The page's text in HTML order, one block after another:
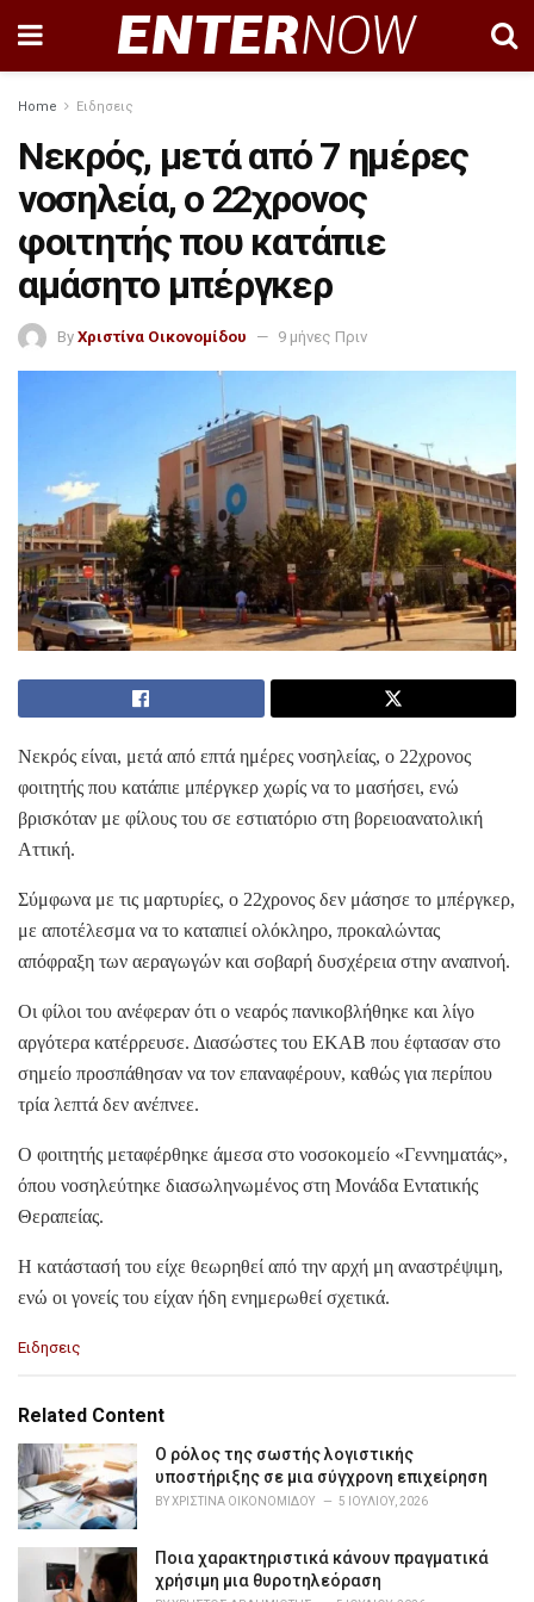
Home Ειδησεις
Νεκρός, μετά από 7 ημέρες
νοσηλεία, ο 22χρονος
φοιτητής που κατάπιε
αμάσητο μπέργκερ
By Χριστίνα Οικονομίδου 9 μήνες Πριν
Νεκρός είναι, μετά από επτά ημέρες νοσηλείας, ο 22χρονος
φοιτητής που κατάπιε μπέργκερ χωρίς να το μασήσει, ενώ
βρισκόταν με φίλους του σε εστιατόριο στη βορειοανατολική
Αττική.
Σύμφωνα με τις μαρτυρίες, ο 22χρονος δεν μάσησε το μπέργκερ,
με αποτέλεσμα να το καταπιεί ολόκληρο, προκαλώντας
απόφραξη των αεραγωγών και σοβαρή δυσχέρεια στην αναπνοή.
Οι φίλοι του ανέφεραν ότι ο νεαρός πανικοβλήθηκε και λίγο
αργότερα κατέρρευσε. Διασώστες του ΕΚΑΒ που έφτασαν στο
σημείο προσπάθησαν να τον επαναφέρουν, καθώς για περίπου
τρία λεπτά δεν ανέπνεε.
Ο φοιτητής μεταφέρθηκε άμεσα στο νοσοκομείο «Γεννηματάς»,
όπου νοσηλεύτηκε διασωληνωμένος στη Μονάδα Εντατικής
Θεραπείας.
Η κατάστασή του είχε θεωρηθεί από την αρχή μη αναστρέψιμη,
ενώ οι γονείς του είχαν ήδη ενημερωθεί σχετικά.
C
e
o
r
e
Ειδησεις
Related Content
Ο ρόλος της σωστής λογιστικής
υποστήριξης σε μια σύγχρονη επιχείρηση
BYΧΡΙΣΤΊΝΑ ΟΙΚΟΝΟΜΊΔΟΥ 5 ΙΟΥΛΊΟΥ, 2026
Ποια χαρακτηριστικά κάνουν πραγματικά
χρήσιμη μια θυροτηλεόραση